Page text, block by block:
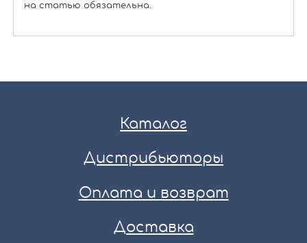
на статью обязательна.
Каталог
Дистрибьюторы
Оплата и возврат
Доставка